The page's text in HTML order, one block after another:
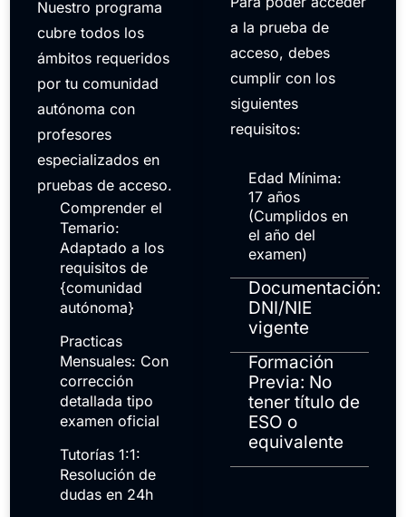
Nuestro programa
cubre todos los
ámbitos requeridos
por tu comunidad
autónoma con
profesores
especializados en
pruebas de acceso.
Comprender el
Temario:
Adaptado a los
requisitos de
{comunidad
autónoma}
Practicas
Mensuales: Con
corrección
detallada tipo
examen oficial
Tutorías 1:1:
Resolución de
dudas en 24h
a la prueba de
acceso, debes
cumplir con los
siguientes
requisitos:
Edad Mínima:
17 años
(Cumplidos en
el año del
examen)
Documentación:
DNI/NIE
vigente
Formación
Previa: No
tener título de
ESO o
equivalente